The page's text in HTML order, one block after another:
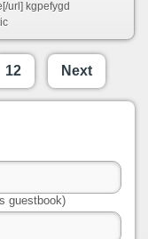
url] kgpefygd
12 Next
guestbook)